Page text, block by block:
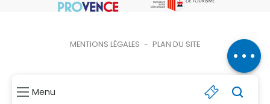
Menu
MENTIONS LÉGALES - PLAN DU SITE